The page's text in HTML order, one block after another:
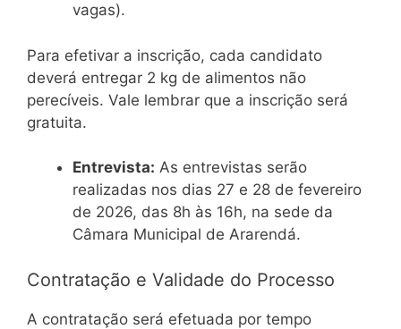
vagas).
Para efetivar a inscrição, cada candidato
deverá entregar 2 kg de alimentos não
perecíveis. Vale lembrar que a inscrição será
gratuita.
Entrevista: As entrevistas serão
realizadas nos dias 27 e 28 de fevereiro
de 2026, das 8h às 16h, na sede da
Câmara Municipal de Ararendá.
Contratação e Validade do Processo
A contratação será efetuada por tempo